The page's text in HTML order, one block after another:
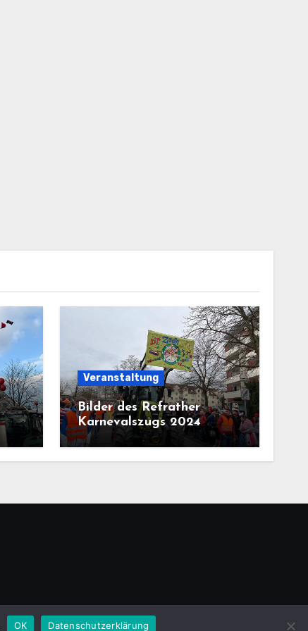
Veranstaltung
Bilder des Refrather
Karnevalszugs 2024
OK Datenschutzerklärung